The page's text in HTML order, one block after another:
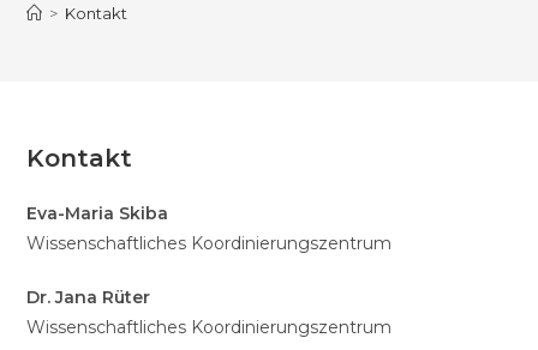
> Kontakt
Kontakt
Eva-Maria Skiba
Wissenschaftliches Koordinierungszentrum
Dr. Jana Rüter
Wissenschaftliches Koordinierungszentrum